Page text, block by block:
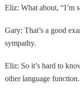
Eliz: What about, “I’m
Gary: That’s a good
sympathy.
Eliz: So it’s hard to
other language function.